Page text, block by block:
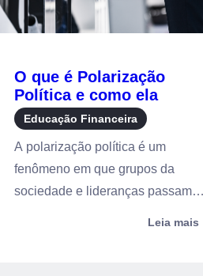
O que é Polarização
Política e como ela
interfere na economia
Educação Financeira
A polarização política é um
fenômeno em que grupos da
sociedade e lideranças passam a
Leia mais